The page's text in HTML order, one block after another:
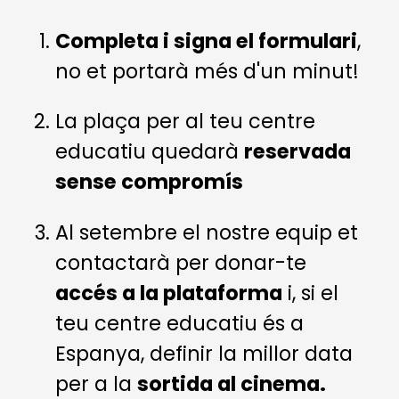
Completa i signa el formulari,
no et portarà més d'un minut!
La plaça per al teu centre
educatiu quedarà reservada
sense compromís
Al setembre el nostre equip et
contactarà per donar-te
accés a la plataforma i, si el
teu centre educatiu és a
Espanya, definir la millor data
per a la sortida al cinema.